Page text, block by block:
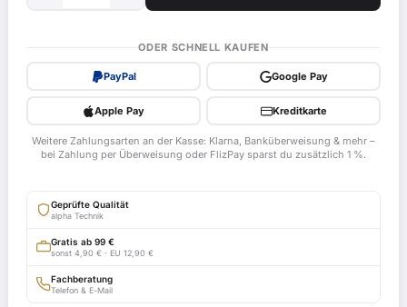
Classic
mit
TÜV-
Gutachten
Menge
ODER SCHNELL KAUFEN
PayPal Google Pay
Apple Pay Kreditkarte
Weitere Zahlungsarten an der Kasse: Klarna, Banküberweisung & mehr –
bei Zahlung per Überweisung oder FlizPay sparst du zusätzlich 1 %.
Geprüfte Qualität
alpha Technik
Gratis ab 99 €
sonst 4,90 € · EU 12,90 €
Fachberatung
Telefon & E-Mail